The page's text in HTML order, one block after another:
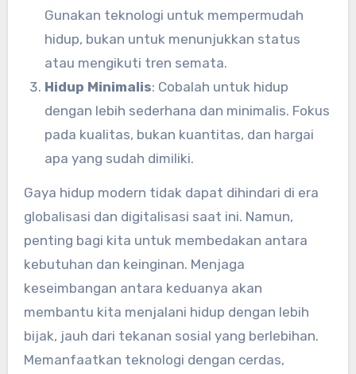
Gunakan teknologi untuk mempermudah
hidup, bukan untuk menunjukkan status
atau mengikuti tren semata.
Hidup Minimalis: Cobalah untuk hidup
dengan lebih sederhana dan minimalis. Fokus
pada kualitas, bukan kuantitas, dan hargai
apa yang sudah dimiliki.
Gaya hidup modern tidak dapat dihindari di era
globalisasi dan digitalisasi saat ini. Namun,
penting bagi kita untuk membedakan antara
kebutuhan dan keinginan. Menjaga
keseimbangan antara keduanya akan
membantu kita menjalani hidup dengan lebih
bijak, jauh dari tekanan sosial yang berlebihan.
Memanfaatkan teknologi dengan cerdas,